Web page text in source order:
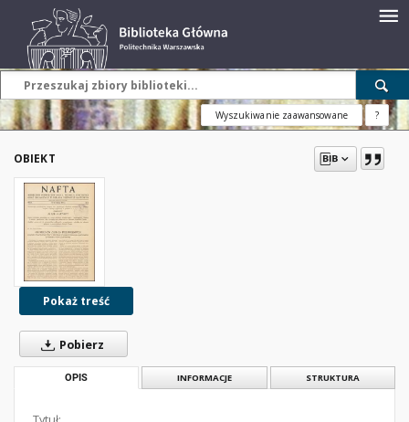
Wyszukiwanie zaawansowane ?
OBIEKT
Pokaż treść
Pobierz
OPIS INFORMACJE STRUKTURA